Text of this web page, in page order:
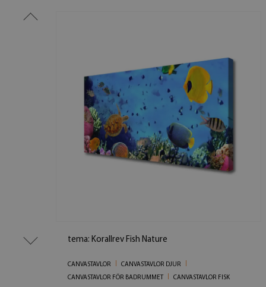
tema: Korallrev Fish Nature
CANVASTAVLOR
CANVASTAVLOR DJUR
CANVASTAVLOR FÖR BADRUMMET
CANVASTAVLOR FISK